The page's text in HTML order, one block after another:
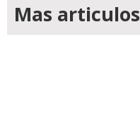
Mas articulos